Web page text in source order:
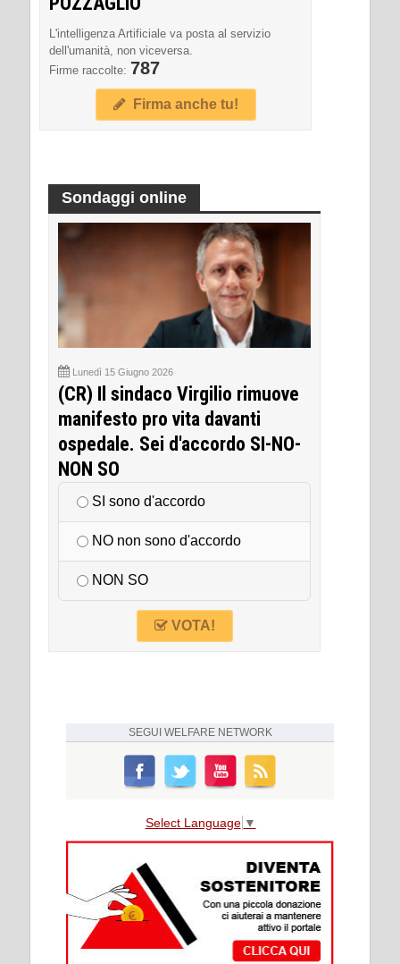
L'intelligenza Artificiale va posta al servizio
dell'umanità, non viceversa.
Firme raccolte: 787
Firma anche tu!
Sondaggi online
Lunedì 15 Giugno 2026
(CR) Il sindaco Virgilio rimuove
manifesto pro vita davanti
ospedale. Sei d'accordo SI-NO-
NON SO
SI sono d'accordo
NO non sono d'accordo
NON SO
VOTA!
SEGUI WELFARE NETWORK
Select Language ▼